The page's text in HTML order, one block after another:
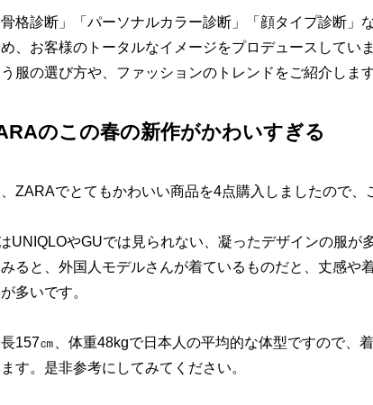
格診断」「パーソナルカラー診断」「顔タイプ診断」
、お客様のトータルなイメージをプロデュースしてい
服の選び方や、ファッションのトレンドをご紹介します
のこの春の新作がかわいすぎる
ZARAでとてもかわいい商品を4点購入しましたので、
UNIQLOやGUでは見られない、凝ったデザインの服が
ると、外国人モデルさんが着ているものだと、丈感や
多いです。
157㎝、体重48kgで日本人の平均的な体型ですので、
す。是非参考にしてみてください。